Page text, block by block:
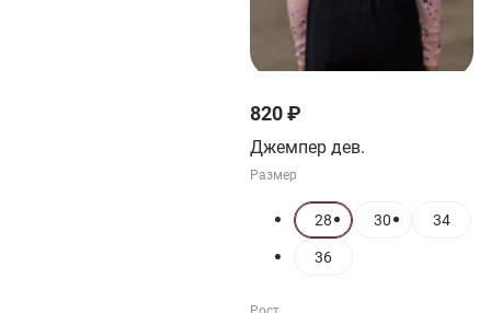
820 ₽
Джемпер дев.
Размер
28 30 34
36